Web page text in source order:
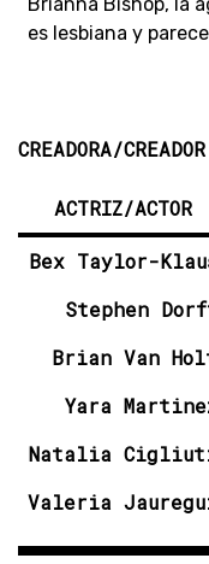
Brianna Bishop, la
es lesbiana y
CREADORA/
ACTRIZ/ACTOR
Bex Taylor-
Stephen
Brian Van
Yara
Natalia
Valeria